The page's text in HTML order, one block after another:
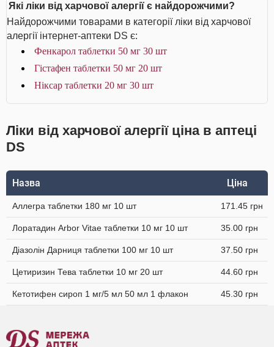
Які ліки від харчової алергії є найдорожчими?
Найдорожчими товарами в категорії ліки від харчової
алергії інтернет-аптеки DS є:
Фенкарол таблетки 50 мг 30 шт
Гістафен таблетки 50 мг 20 шт
Ніксар таблетки 20 мг 30 шт
Ліки від харчової алергії ціна в аптеці
DS
Назва Ціна
Аллегра таблетки 180 мг 10 шт 171.45 грн
Лоратадин Arbor Vitae таблетки 10 мг 10 шт 35.00 грн
Діазолін Дарниця таблетки 100 мг 10 шт 37.50 грн
Цетиризин Тева таблетки 10 мг 20 шт 44.60 грн
Кетотифен сироп 1 мг/5 мл 50 мл 1 флакон 45.30 грн